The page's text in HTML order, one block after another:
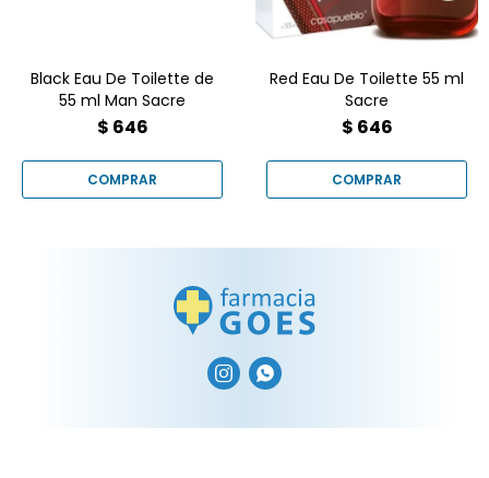
Black Eau De Toilette de
55 ml Man Sacre
$ 646
Red Eau De Toilette 55 ml
Sacre
$ 646
 